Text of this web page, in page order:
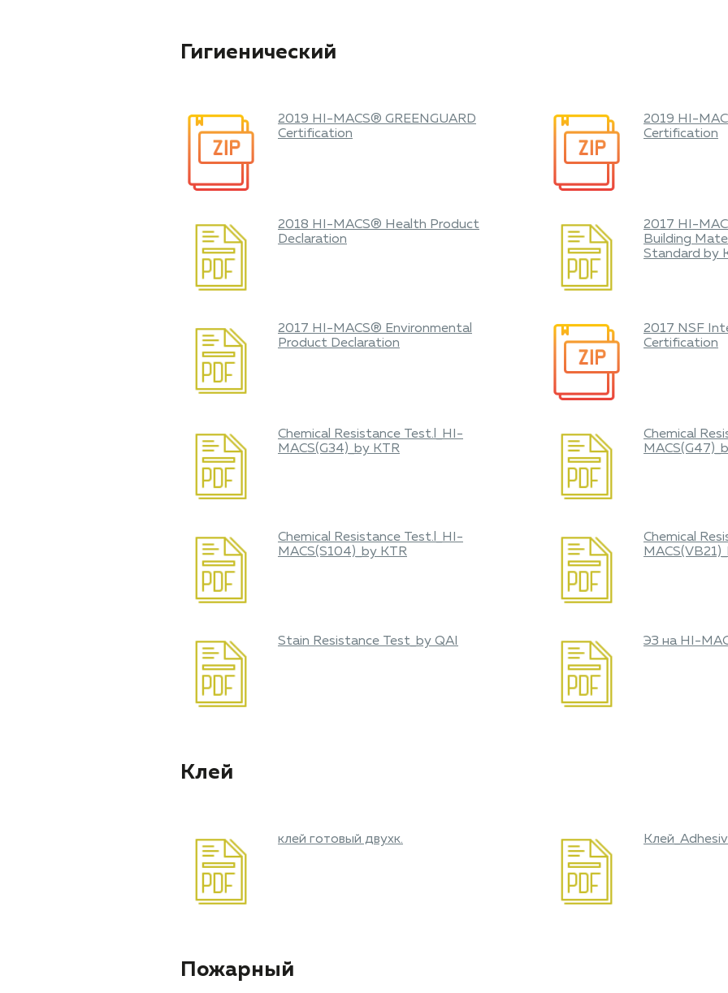
Гигиенический
2019 HI-MACS® GREENGUARD
Certification
2019 HI-
Certification
2018 HI-MACS® Health Product
Declaration
2017 HI-
Building
Standard by
2017 HI-MACS® Environmental
Product Declaration
2017 NSF
Certification
Chemical Resistance Test.l_HI-
MACS(G34)_by KTR
Chemical
Chemical Resistance Test.l_HI-
MACS(S104)_by KTR
Chemical
Stain Resistance Test_by QAI ЭЗ на HI-
Клей
клей готовый двухк.
Пожарный